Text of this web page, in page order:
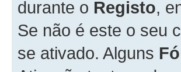
durante o Registo,
Se não é este o seu
se ativado. Alguns